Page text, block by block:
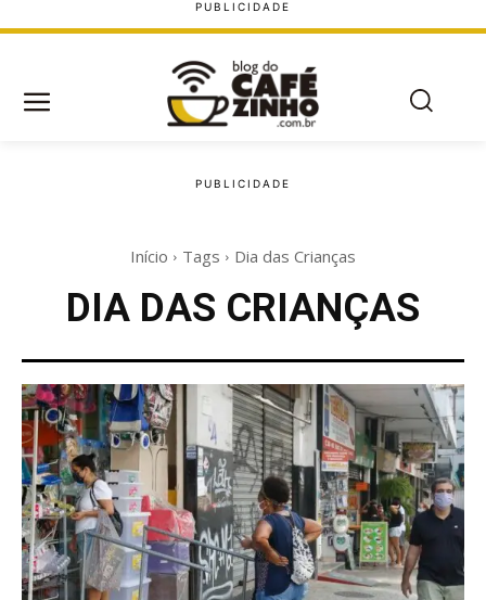
Início Tags Dia das Crianças
DIA DAS CRIANÇAS